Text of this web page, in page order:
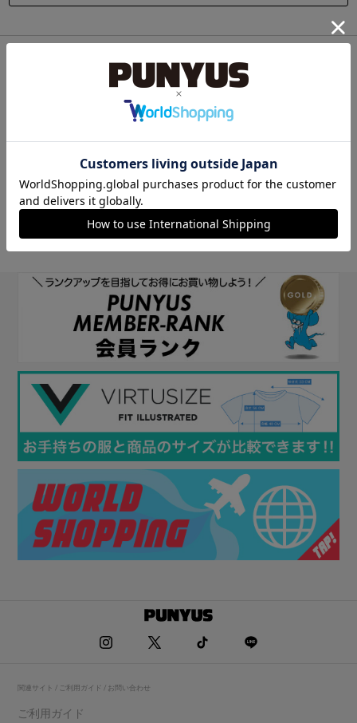
他のサイトIDで新規会員登録をしていただくと次回以降、そのIDで
ログインすることができます。
関連サイト / ご利用ガイド / お問い合わせ
ご利用ガイド